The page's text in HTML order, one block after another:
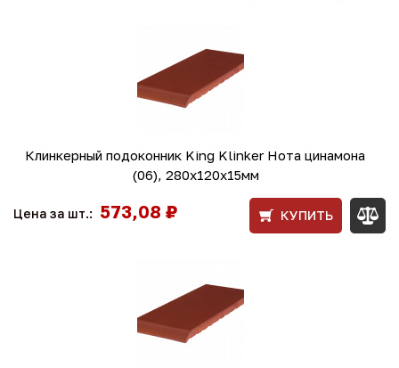
Клинкерный подоконник King Klinker Нота цинамона
(06), 280х120х15мм
Цена за шт.: 573,08 ₽ КУПИТЬ